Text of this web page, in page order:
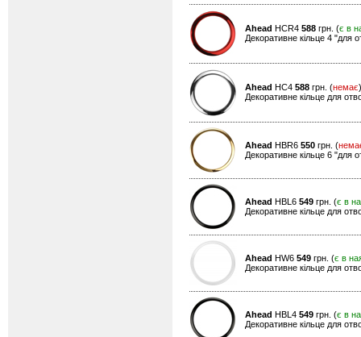
Ahead HCR4 588 грн. (є в
Декоративне кільце 4 "для
Ahead HC4 588 грн. (немає)
Декоративне кільце для
Ahead HBR6 550 грн. (
Декоративне кільце 6 "для
Ahead HBL6 549 грн. (є в
Декоративне кільце для
Ahead HW6 549 грн. (є в
Декоративне кільце для
Ahead HBL4 549 грн. (є в
Декоративне кільце для